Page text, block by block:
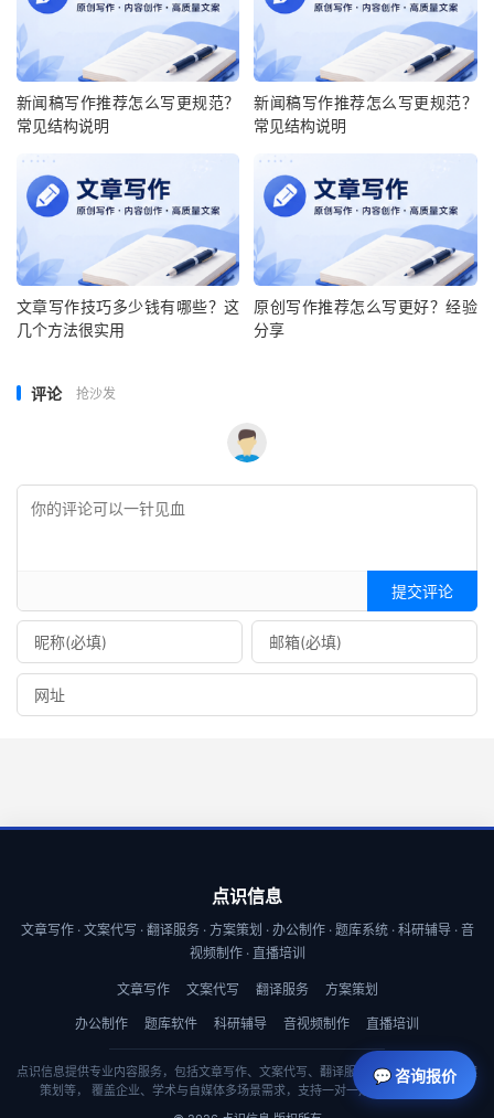
新闻稿写作推荐怎么写更规范？
常见结构说明
新闻稿写作推荐怎么写更规范？
常见结构说明
文章写作技巧多少钱有哪些？这
几个方法很实用
原创写作推荐怎么写更好？经验
分享
评论 抢沙发
提交评论
点识信息
文章写作 · 文案代写 · 翻译服务 · 方案策划 · 办公制作 · 题库系统 · 科研辅导 · 音
视频制作 · 直播培训
文章写作 文案代写 翻译服务 方案策划
办公制作 题库软件 科研辅导 音视频制作 直播培训
点识信息提供专业内容服务，包括文章写作、文案代写、翻译服务、商业计划书与方案
策划等， 覆盖企业、学术与自媒体多场景需求，支持一对一定制与快速交付。
💬 咨询报价